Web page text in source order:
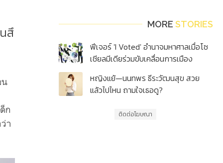
สึ
น
ก
า
MORE STORIES
ฟีเจอร์ 'I Voted' อำนาจมหาศาลเมื่อโซ
เชียลมีเดียร่วมขับเคลื่อนการเมือง
หญิงแย้—นนทพร ธีระวัฒนสุข สวย
แล้วไปไหน ถามใจเธอดู?
ติดต่อโฆษณา